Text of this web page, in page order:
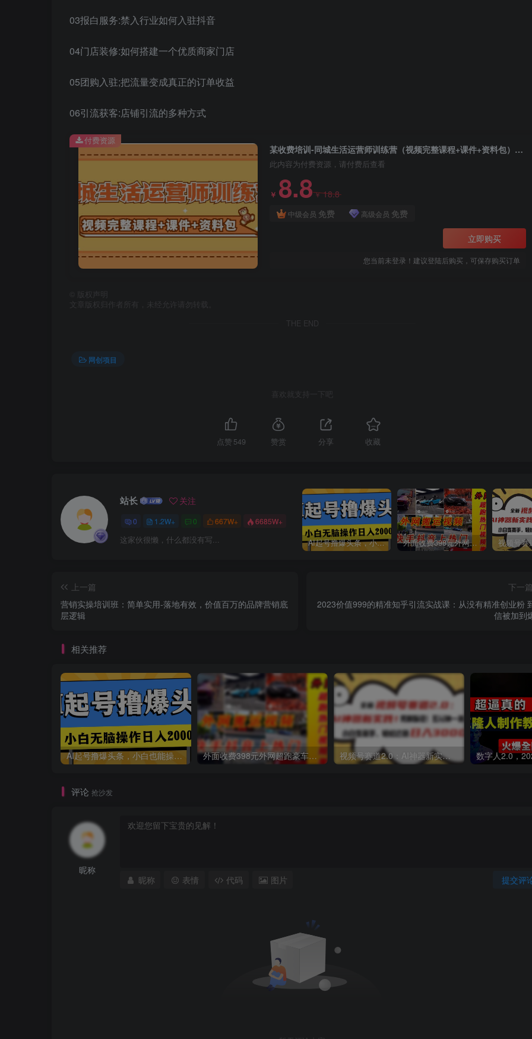
03报白服务:禁入行业如何入驻抖音
04门店装修:如何搭建一个优质商家门店
05团购入驻;把流量变成真正的订单收益
06引流获客:店铺引流的多种方式
某收费培训-同城生活运营师训练营（视频完整课程+课件+资料包）无水印
此内容为付费资源，请付费后查看
￥ 8.8￥18.8
中级会员 免费 高级会员 免费
立即购买
您当前未登录！建议登陆后购买，可保存购买订单
付费资源
版权声明
文章版权归作者所有，未经允许请勿转载。
THE END
网创项目
喜欢就支持一下吧
点赞 549 赞赏 分享 收藏
站长 关注
0 1.2W+ 0 667W+ 6685W+
这家伙很懒，什么都没有写... AI起号撸爆头条，小白也能操作，日入2000+ 外面收费398元外网超跑豪车汽车视频搬运至快手抖音上热门项目
上一篇
营销实操培训班：简单实用-落地有效，价值百万的品牌营销底
层逻辑
下一
2023价值999的精准知乎引流实战课：从没有精准创业粉
信被加到
相关推荐
AI起号撸爆头条，小白也能操作，日入2000+ 外面收费398元外网超跑豪车汽车视频搬运至快手抖音上热门项目 视频号赛道2.0：AI神器新实践！另辟蹊径！五分钟一条作品，小白变高手…
评论 抢沙发
昵称
提交评
昵称 表情 代码 图片